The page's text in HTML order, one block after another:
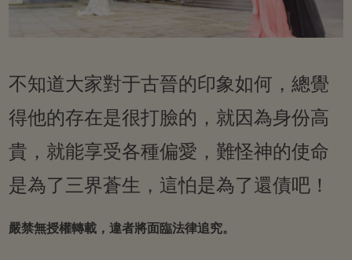
不知道大家對于古晉的印象如何，總覺
得他的存在是很打臉的，就因為身份高
貴，就能享受各種偏愛，難怪神的使命
是為了三界蒼生，這怕是為了還債吧！
嚴禁無授權轉載，違者將面臨法律追究。